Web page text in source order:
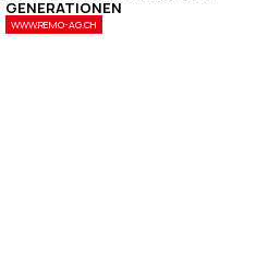
Tecra AG: CNC-Präzisionslösungen im Innen-